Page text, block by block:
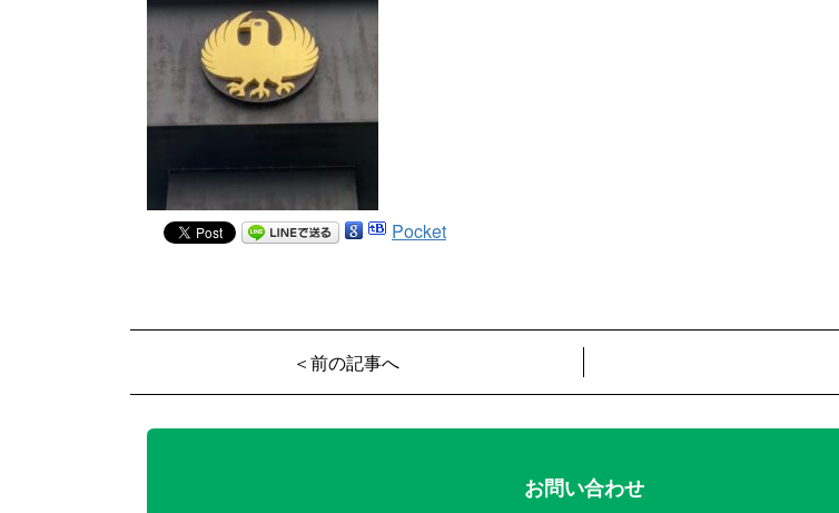
Pocket
＜前の記事へ
お問い合わせ